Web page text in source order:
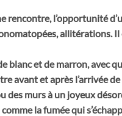
rencontre, l’opportunité
allitérations. Il
blanc et de marron, avec
et après l’arrivée de
des murs à un joyeux
la fumée qui